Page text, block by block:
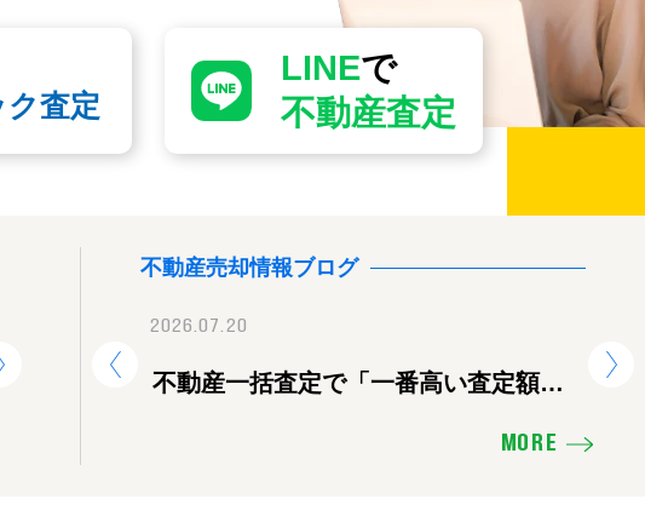
査定
LINEで
不動産査定
重要】地震に伴う臨時休業のお知ら
【重要】地震に伴
不動産売却情報ブログ
見直し
2026.07.20
不動産一括査定で「一番高い査定額」
熊
MORE